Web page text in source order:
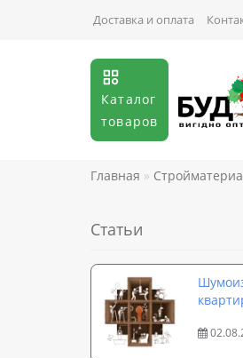
Доставка и оплата
Каталог
товаров
Главная
Статьи